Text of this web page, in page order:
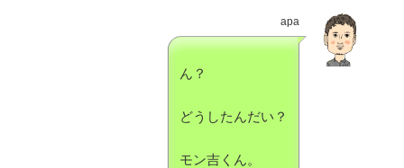
apa
ん？
どうしたんだい？
モン吉くん。